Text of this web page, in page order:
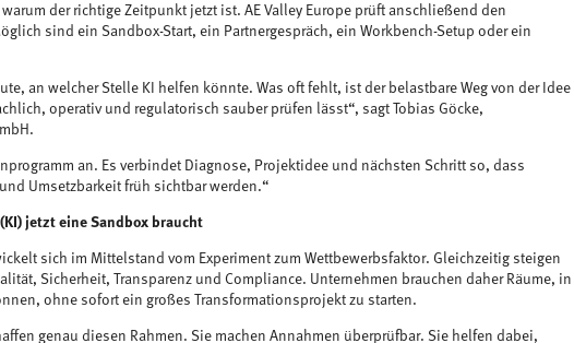
der richtige Zeitpunkt jetzt ist. AE Valley Europe prüft anschließend den
sind ein Sandbox-Start, ein Partnergespräch, ein Workbench-Setup oder ein
an welcher Stelle KI helfen könnte. Was oft fehlt, ist der belastbare Weg von der Idee
operativ und regulatorisch sauber prüfen lässt“, sagt Tobias Göcke,
an. Es verbindet Diagnose, Projektidee und nächsten Schritt so, dass
Umsetzbarkeit früh sichtbar werden.“
jetzt eine Sandbox braucht
sich im Mittelstand vom Experiment zum Wettbewerbsfaktor. Gleichzeitig steigen
Sicherheit, Transparenz und Compliance. Unternehmen brauchen daher Räume, in
ohne sofort ein großes Transformationsprojekt zu starten.
genau diesen Rahmen. Sie machen Annahmen überprüfbar. Sie helfen dabei,